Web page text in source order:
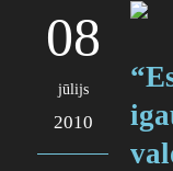
08
jūlijs
2010